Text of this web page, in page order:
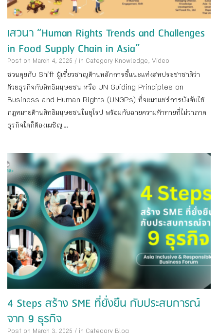
เสวนา “Human Rights Trends and Challenges
in Food Supply Chain in Asia”
Post on March 4, 2025 / in Category Knowledge, Video
ชวนคุยกับ Shift ผู้เชี่ยวชาญด้านหลักการชี้แนะแห่งสหประชาชาติว่า
ด้วยธุรกิจกับสิทธิมนุษยชน หรือ UN Guiding Principles on
Business and Human Rights (UNGPs) ที่จะมาแชร์การบังคับใช้
กฎหมายด้านสิทธิมนุษยชนในยุโรป พร้อมกับฉายความท้าทายที่ไม่ว่าภาค
ธุรกิจใดก็ต้องเผชิญ...
4 Steps สร้าง SME ที่ยั่งยืน กับประสบการณ์
จาก 9 ธุรกิจ